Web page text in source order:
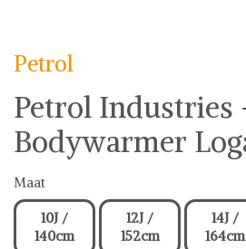
Petrol
Petrol Industries
Bodywarmer
Maat
10J /
140cm
12J /
152cm
14J /
164cm